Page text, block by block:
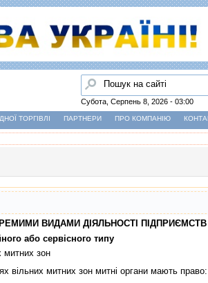
Пошук
Субота, Серпень 8, 2026 - 03:00
ТОРГІВЛІ ПАРТНЕРИ ПРО КОМПАНІЮ
ВИДАМИ ДIЯЛЬНОСТI ПIДПРИЄМСТВ
або сервiсного типу
митних зон
вiльних митних зон митнi органи мають право: